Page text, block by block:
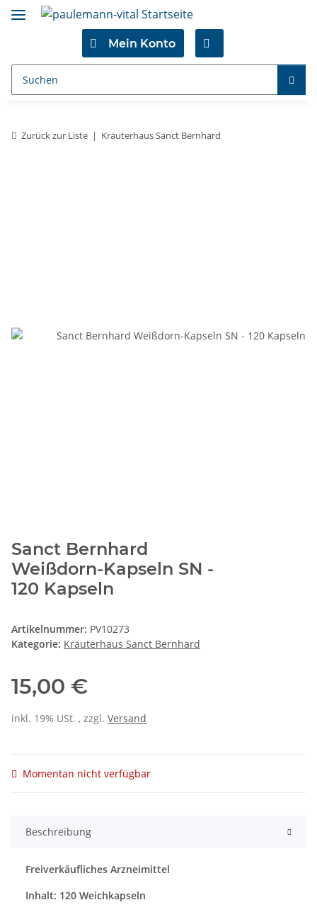
Mein Konto
Zurück zur Liste Kräuterhaus Sanct Bernhard
Sanct Bernhard
Weißdorn-Kapseln SN -
120 Kapseln
Artikelnummer: PV10273
Kategorie: Kräuterhaus Sanct Bernhard
15,00 €
inkl. 19% USt. , zzgl. Versand
Momentan nicht verfügbar
Beschreibung
Freiverkäufliches Arzneimittel
Inhalt: 120 Weichkapseln